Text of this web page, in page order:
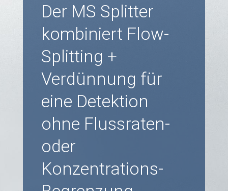
Der MS Splitter
kombiniert Flow-
Splitting +
Verdünnung für
eine Detektion
ohne Flussraten-
oder
Konzentrations-